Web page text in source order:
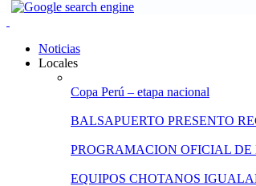
Noticias
Locales
Copa Perú – etapa nacional
BALSAPUERTO PRESENTO
PROGRAMACION OFICIAL DE
EQUIPOS CHOTANOS